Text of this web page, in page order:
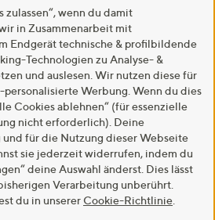
zulassen“, wenn du damit
in Zusammenarbeit mit
Endgerät technische & profilbildende
Technologien zu Analyse- &
und auslesen. Wir nutzen diese für
Werbung. Wenn du dies
Cookies ablehnen“ (für essenzielle
nicht erforderlich). Deine
für die Nutzung dieser Webseite
sie jederzeit widerrufen, indem du
deine Auswahl änderst. Dies lässt
Verarbeitung unberührt.
du in unserer Cookie-Richtlinie